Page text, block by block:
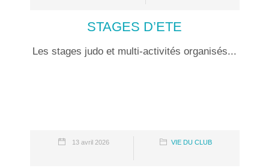
STAGES D’ETE
Les stages judo et multi-activités organisés...
13 avril 2026 VIE DU CLUB